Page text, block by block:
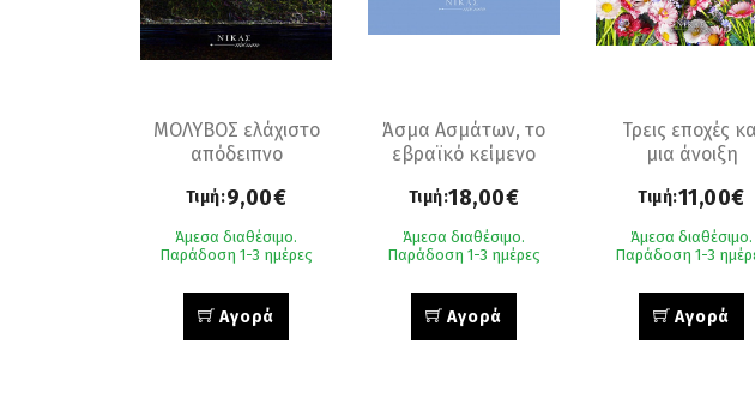
ΜΟΛΥΒΟΣ ελάχιστο
απόδειπνο
Τιμή:9,00€
Άμεσα διαθέσιμο.
Παράδοση 1-3 ημέρες
Αγορά
Άσμα Ασμάτων, το
εβραϊκό κείμενο
Τιμή:18,00€
Άμεσα διαθέσιμο.
Παράδοση 1-3 ημέρες
Αγορά
Τρεις εποχές
μια άνοιξη
Τιμή:11,00€
Άμεσα διαθέσιμο.
Παράδοση 1-3
Αγορά